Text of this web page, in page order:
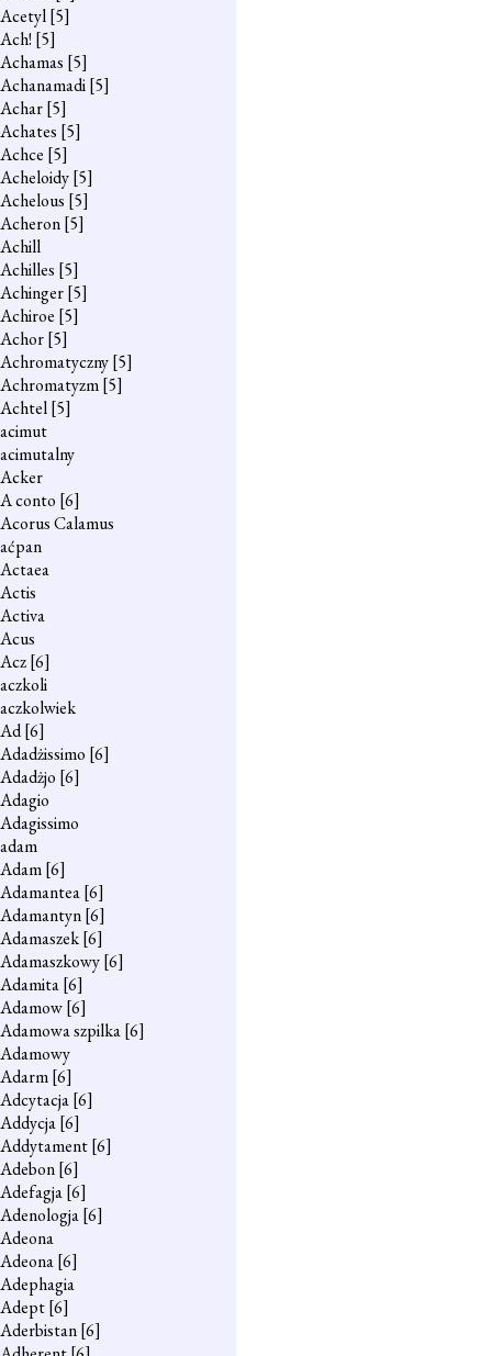
Acetyl[5]
Ach! [5]
Achamas [5]
Achanamadi[5]
Achar[5]
Achates [5]
Achce [5]
Acheloidy[5]
Achelous [5]
Acheron[5]
Achill
Achilles [5]
Achinger[5]
Achiroe [5]
Achor[5]
Achromatyczny[5]
Achromatyzm[5]
Achtel[5]
acimut
acimutalny
Acker
A conto [6]
Acorus Calamus
aćpan
Actaea
Actis
Activa
Acus
Acz[6]
aczkoli
aczkolwiek
Ad[6]
Adadżissimo [6]
Adadżjo [6]
Adagio
Adagissimo
adam
Adam[6]
Adamantea[6]
Adamantyn[6]
Adamaszek[6]
Adamaszkowy[6]
Adamita[6]
Adamow[6]
Adamowa szpilka[6]
Adamowy
Adarm[6]
Adcytacja[6]
Addycja[6]
Addytament[6]
Adebon[6]
Adefagja[6]
Adenologja[6]
Adeona
Adeona[6]
Adephagia
Adept[6]
Aderbistan[6]